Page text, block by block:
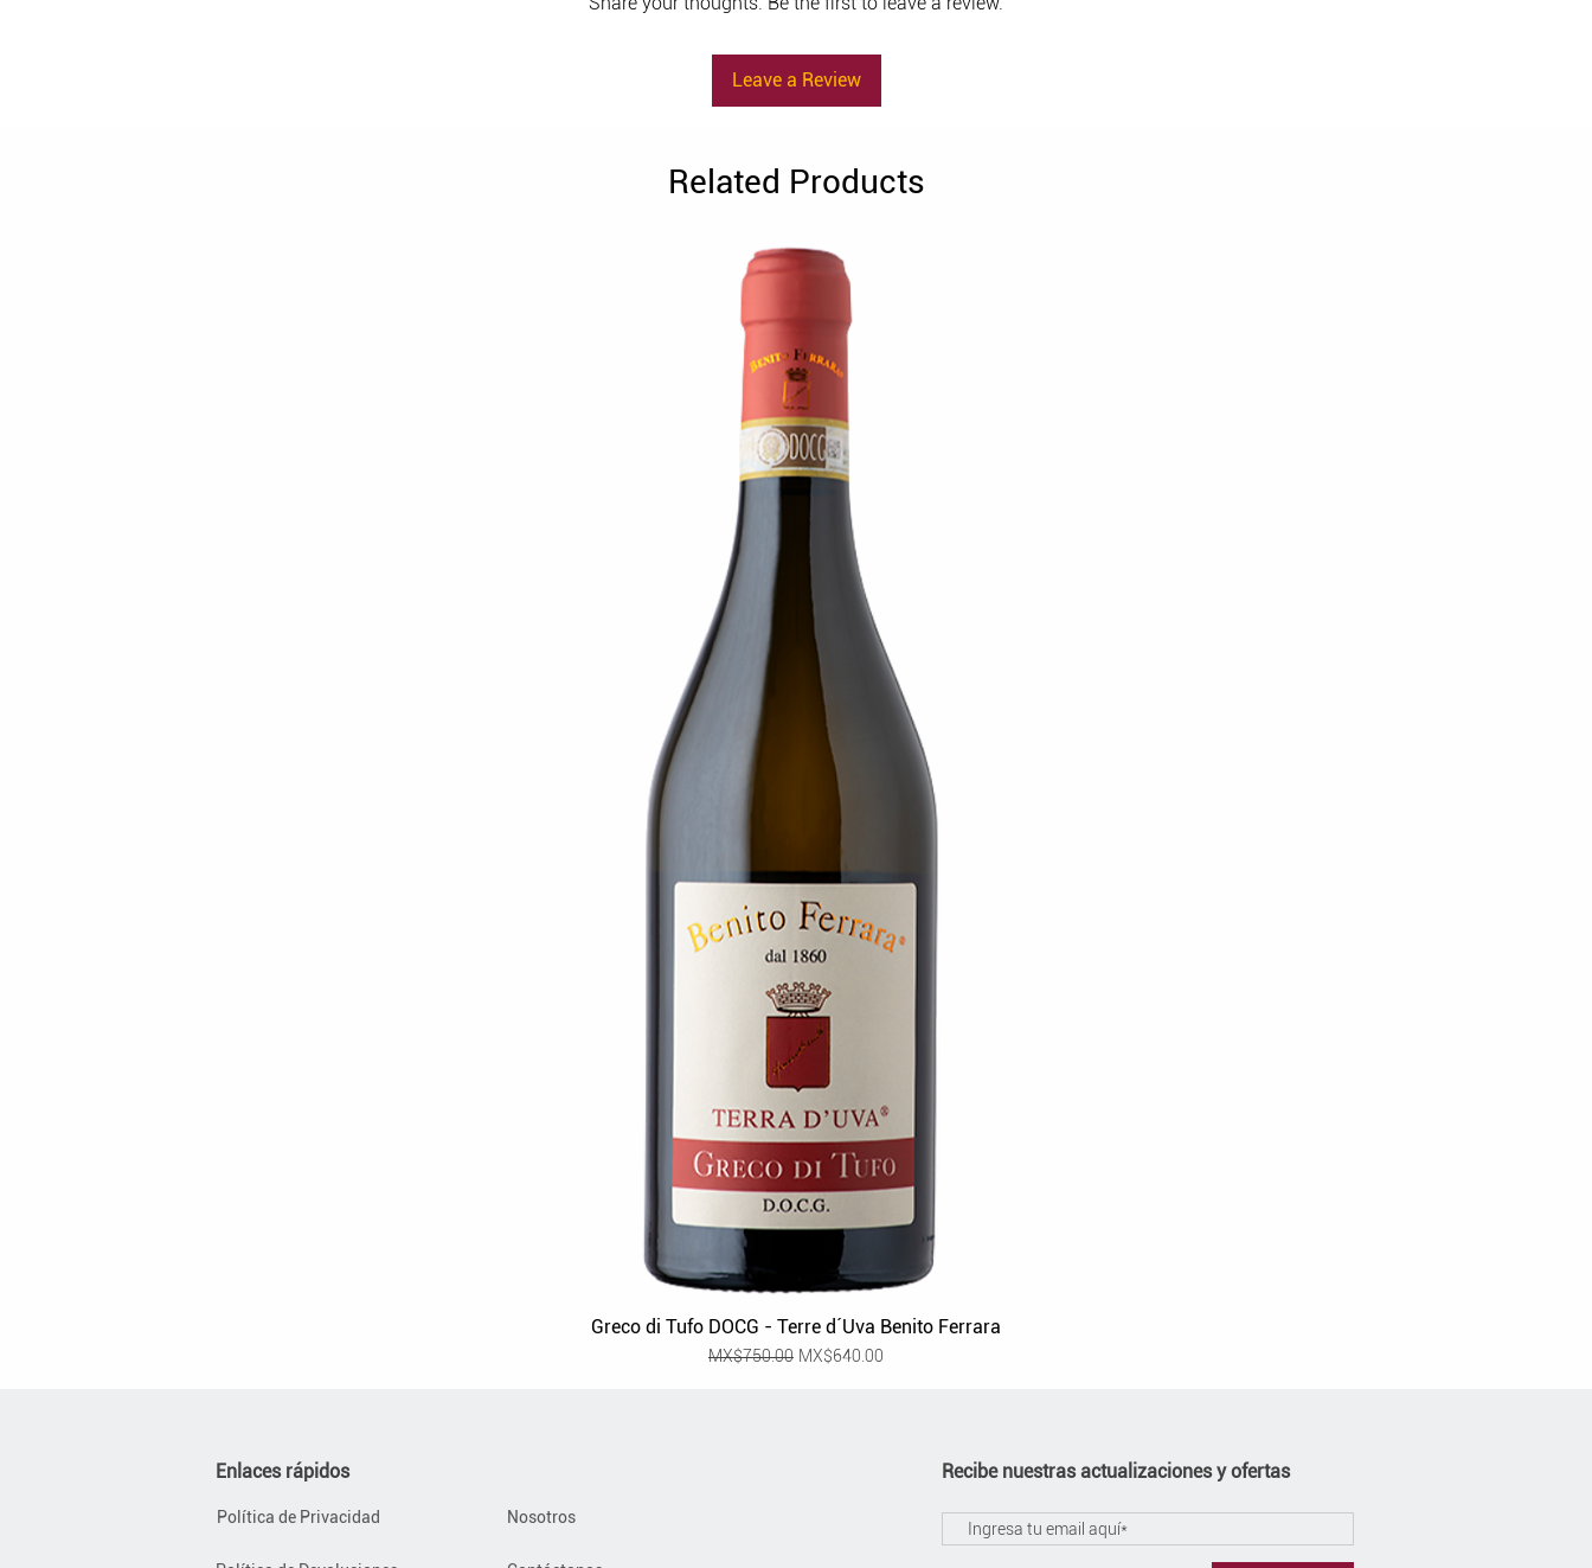
Leave a Review
Related Products
Greco di Tufo DOCG - Terre d´Uva Benito Ferrara
Regular Price
MX$750.00 Sale Price
MX$640.00
Enlaces rápidos
Política de Privacidad Nosotros
Recibe nuestras actualizaciones y ofertas